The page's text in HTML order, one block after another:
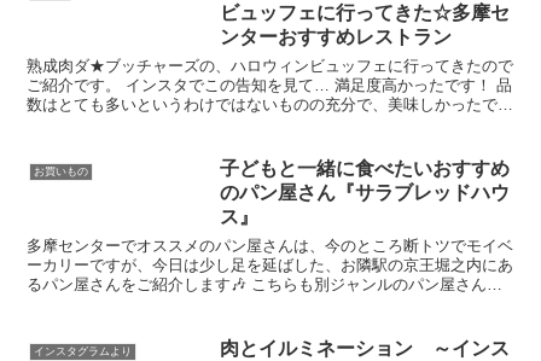
ビュッフェに行ってきた☆多摩セ
ンターおすすめレストラン
熟成肉ダ★ブッチャーズの、ハロウィンビュッフェに行ってきたので
ご紹介です。 インスタでこの告知を見て… 満足度高かったです！ 品
数はとても多いというわけではないものの充分で、美味しかったで
お買いもの
子どもと一緒に食べたいおすすめ
のパン屋さん『サラブレッドハウ
ス』
多摩センターでオススメのパン屋さんは、今のところ断トツでモイベ
ーカリーですが、今日は少し足を延ばした、お隣駅の京王堀之内にあ
るパン屋さんをご紹介します🎶 こちらも別ジャンルのパン屋さんと
インスタグラムより
肉とイルミネーション ～インス